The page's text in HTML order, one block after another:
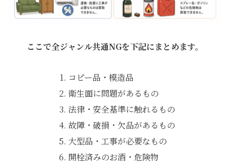
ここで全ジャンル共通NGを下記にまとめます。
コピー品・模造品
衛生面に問題があるもの
法律・安全基準に触れるもの
故障・破損・欠品があるもの
大型品・工事が必要なもの
開栓済みのお酒・危険物